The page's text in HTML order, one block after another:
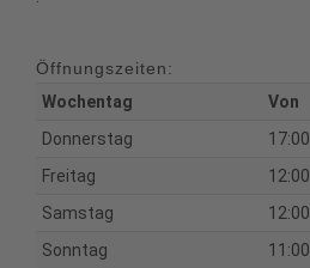
Öffnungszeiten:
Wochentag
Von
Donnerstag
17:00
Freitag
12:00
Samstag
12:00
Sonntag
11:00